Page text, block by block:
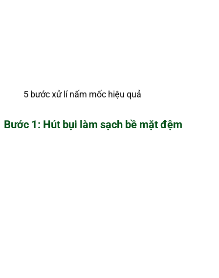
5 bước xử lí nấm mốc hiệu quả
Bước 1: Hút bụi làm sạch bề mặt đệm